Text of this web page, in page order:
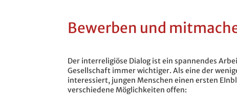
Bewerben und
Der interreligiöse Dialog ist ein spannendes
Gesellschaft immer wichtiger. Als eine der
interessiert, jungen Menschen einen ersten
verschiedene Möglichkeiten offen: